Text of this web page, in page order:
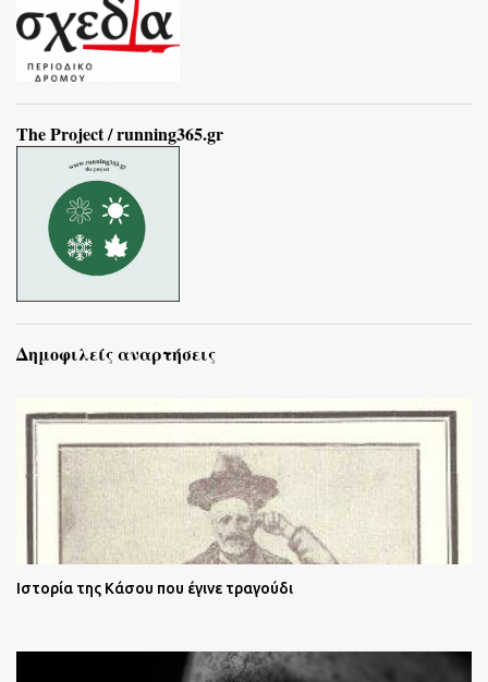
The Project / running365.gr
Δημοφιλείς αναρτήσεις
Ιστορία της Κάσου που έγινε τραγούδι